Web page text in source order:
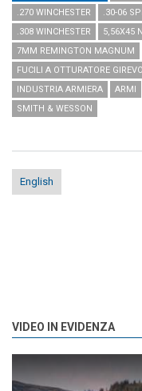
.270 WINCHESTER
.30-06
.308 WINCHESTER
5,56X45
7MM REMINGTON MAGNUM
FUCILI A OTTURATORE
INDUSTRIA ARMIERA
ARMI
SMITH & WESSON
English
VIDEO IN EVIDENZA